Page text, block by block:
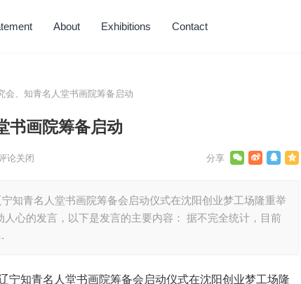
About Exhibitions Contact
会、知青名人堂书画院筹备启动
书画院筹备启动
论关闭
知青名人堂书画院筹备会启动仪式在沈阳创业梦工场隆重举
心的发言，以下是发言的主要内容： 据不完全统计，目前
宁知青名人堂书画院筹备会启动仪式在沈阳创业梦工场隆